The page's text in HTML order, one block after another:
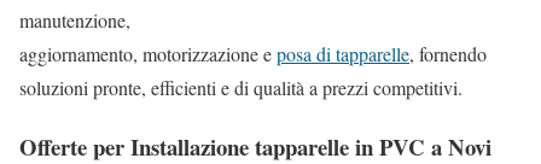
manutenzione,
aggiornamento, motorizzazione eposa di tapparelle, fornendo
soluzioni pronte, efficienti e di qualità a prezzi competitivi.
Offerte per Installazione tapparelle in PVC a Novi